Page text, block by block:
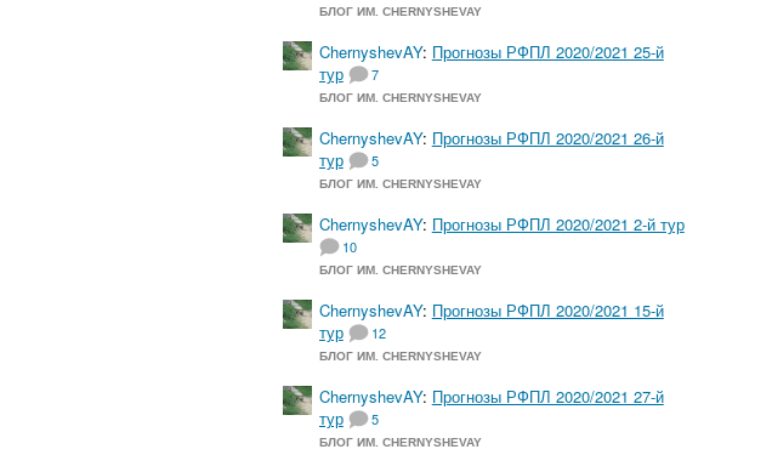
БЛОГ ИМ. CHERNYSHEVAY
ChernyshevAY: Прогнозы РФПЛ 2020/2021 25-й
тур
7
БЛОГ ИМ. CHERNYSHEVAY
ChernyshevAY: Прогнозы РФПЛ 2020/2021 26-й
тур
5
БЛОГ ИМ. CHERNYSHEVAY
ChernyshevAY: Прогнозы РФПЛ 2020/2021 2-й тур
10
БЛОГ ИМ. CHERNYSHEVAY
ChernyshevAY: Прогнозы РФПЛ 2020/2021 15-й
тур
12
БЛОГ ИМ. CHERNYSHEVAY
ChernyshevAY: Прогнозы РФПЛ 2020/2021 27-й
тур
5
БЛОГ ИМ. CHERNYSHEVAY